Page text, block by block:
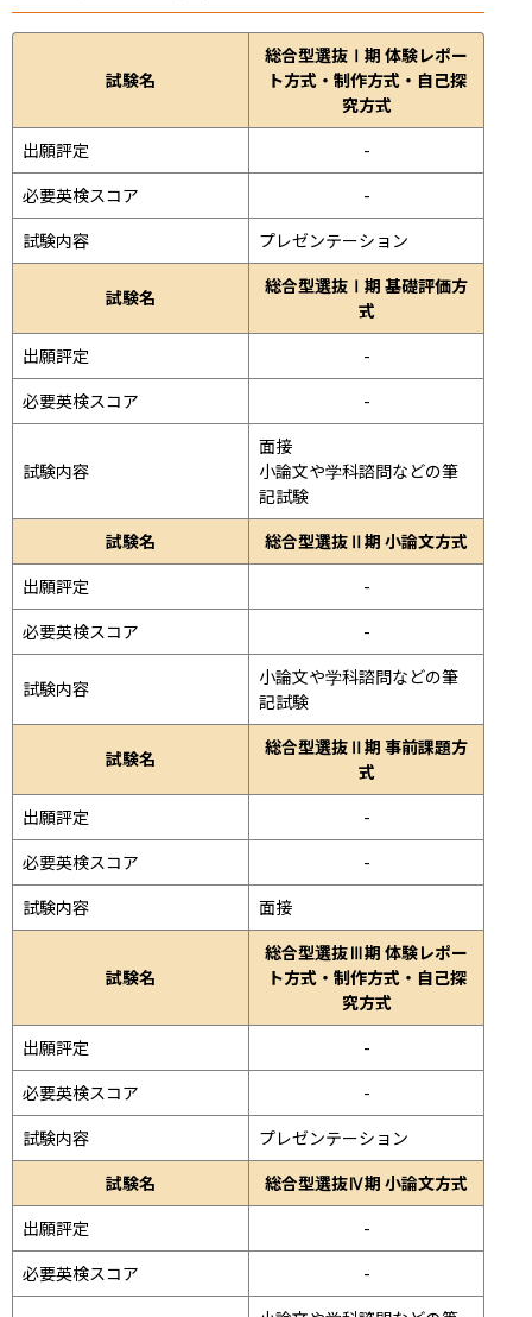
試験名
総合型選抜Ⅰ期 体験レポー
ト方式・制作方式・自己探
究方式
出願評定
-
必要英検スコア
-
試験内容
プレゼンテーション
試験名
総合型選抜Ⅰ期 基礎評価方
式
出願評定
-
必要英検スコア
-
試験内容
面接
小論文や学科諮問などの筆
記試験
試験名
総合型選抜Ⅱ期 小論文方式
出願評定
-
必要英検スコア
-
試験内容
小論文や学科諮問などの筆
記試験
試験名
総合型選抜Ⅱ期 事前課題方
式
出願評定
-
必要英検スコア
-
試験内容
面接
試験名
総合型選抜Ⅲ期 体験レポー
ト方式・制作方式・自己探
究方式
出願評定
-
必要英検スコア
-
試験内容
プレゼンテーション
試験名
総合型選抜Ⅳ期 小論文方式
出願評定
-
必要英検スコア
-